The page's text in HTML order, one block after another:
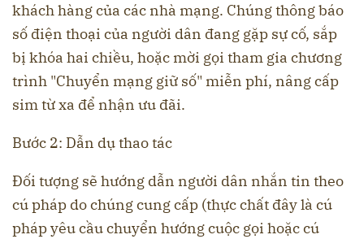
khách hàng của các nhà mạng. Chúng thông báo
số điện thoại của người dân đang gặp sự cố, sắp
bị khóa hai chiều, hoặc mời gọi tham gia chương
trình "Chuyển mạng giữ số" miễn phí, nâng cấp
sim từ xa để nhận ưu đãi.
Bước 2: Dẫn dụ thao tác
Đối tượng sẽ hướng dẫn người dân nhắn tin theo
cú pháp do chúng cung cấp (thực chất đây là cú
pháp yêu cầu chuyển hướng cuộc gọi hoặc cú